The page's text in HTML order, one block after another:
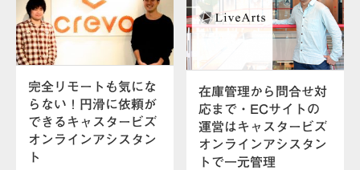
完全リモートも気にな
らない！円滑に依頼が
できるキャスタービズ
オンラインアシスタン
ト
在庫管理から問合せ対
応まで・ECサイトの
運営はキャスタービズ
オンラインアシスタン
トで一元管理